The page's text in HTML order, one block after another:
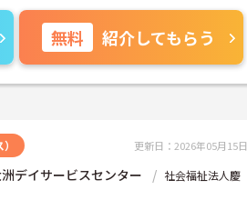
無料 紹介してもらう
更新日：2026年05月15日
デイサービスセンター
社会福祉法人慶